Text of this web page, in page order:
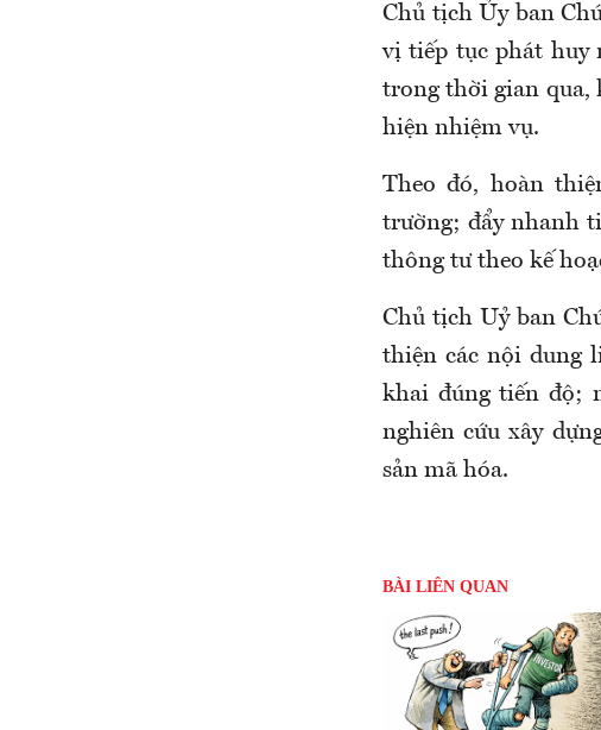
Chủ tịch Ủy ban
vị tiếp tục phát huy
trong thời gian qua,
hiện nhiệm vụ.
Theo đó, hoàn
trường; đẩy nhanh
thông tư theo kế
Chủ tịch Uỷ ban
thiện các nội dung
khai đúng tiến độ;
nghiên cứu xây
sản mã hóa.
BÀI LIÊN QUAN